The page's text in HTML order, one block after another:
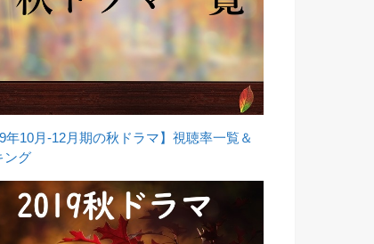
年10月-12月期の秋ドラマ】視聴率一覧＆
ング